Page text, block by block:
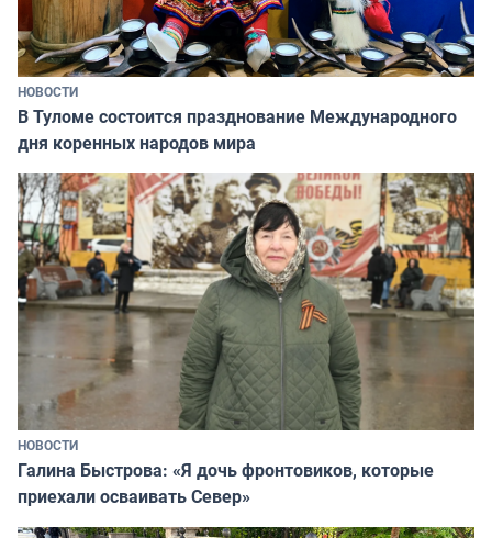
НОВОСТИ
В Туломе состоится празднование Международного
дня коренных народов мира
НОВОСТИ
Галина Быстрова: «Я дочь фронтовиков, которые
приехали осваивать Север»